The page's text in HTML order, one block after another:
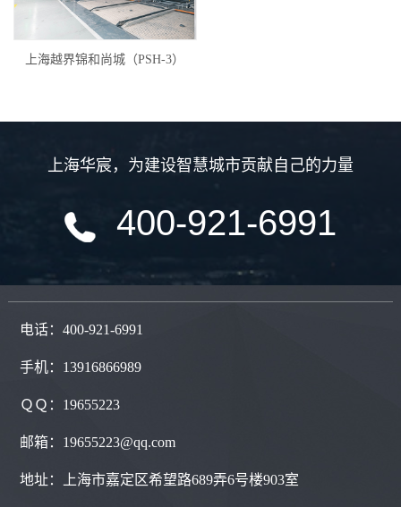
上海越界锦和尚城（PSH-3）
上海华宸 ， 为建设智慧城市贡献自己的力量
400-921-6991
电话：400-921-6991
手机：13916866989
ＱＱ： 19655223
邮箱：19655223@qq.com
地址： 上海市嘉定区希望路689弄6号楼903室